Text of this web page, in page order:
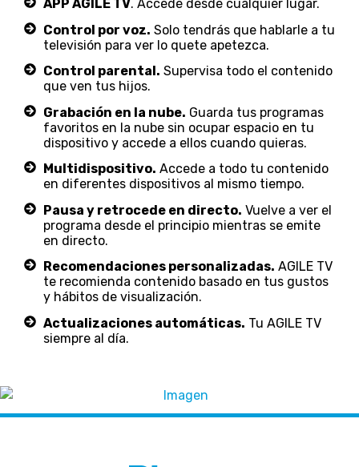
APP AGILE TV. Accede desde cualquier lugar.
Control por voz. Solo tendrás que hablarle a tu
televisión para ver lo quete apetezca.
Control parental. Supervisa todo el contenido
que ven tus hijos.
Grabación en la nube. Guarda tus programas
favoritos en la nube sin ocupar espacio en tu
dispositivo y accede a ellos cuando quieras.
Multidispositivo. Accede a todo tu contenido
en diferentes dispositivos al mismo tiempo.
Pausa y retrocede en directo. Vuelve a ver el
programa desde el principio mientras se emite
en directo.
Recomendaciones personalizadas. AGILE TV
te recomienda contenido basado en tus gustos
y hábitos de visualización.
Actualizaciones automáticas. Tu AGILE TV
siempre al día.